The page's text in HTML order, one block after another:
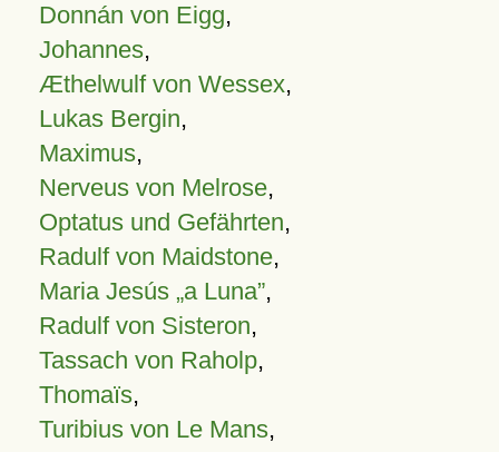
Donnán von Eigg,
Johannes,
Æthelwulf von Wessex,
Lukas Bergin,
Maximus,
Nerveus von Melrose,
Optatus und Gefährten,
Radulf von Maidstone,
Maria Jesús „a Luna”,
Radulf von Sisteron,
Tassach von Raholp,
Thomaïs,
Turibius von Le Mans,